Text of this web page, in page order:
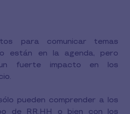
para comunicar temas
están en la agenda, pero
fuerte impacto en los
pueden comprender a los
de RR.HH o bien con los